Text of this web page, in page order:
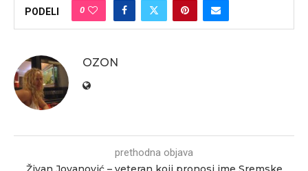
PODELI 0
OZON
prethodna objava